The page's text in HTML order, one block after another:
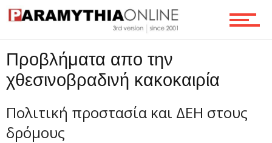
Προβλήματα απο την
χθεσινοβραδινή κακοκαιρία
Πολιτική προστασία και ΔΕΗ στους
δρόμους